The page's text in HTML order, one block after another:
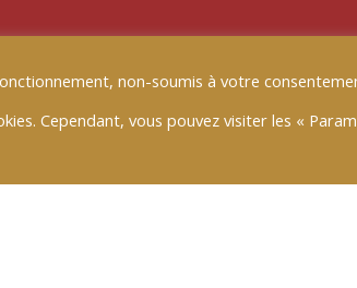
travailler [TRIBUNE B
majeur
non-soumis à votre
Cependant, vous pouvez visiter les «